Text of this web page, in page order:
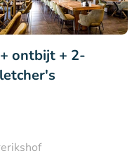
ontbijt + 2-